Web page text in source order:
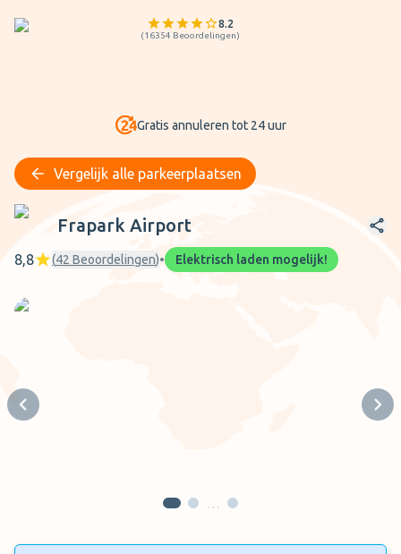
8.2
(16354 Beoordelingen)
Gratis annuleren tot 24 uur
Vergelijk alle parkeerplaatsen
Frapark Airport
Frapark Airport
8,8 (42 Beoordelingen)• Elektrisch laden mogelijk!
Previous slide
…